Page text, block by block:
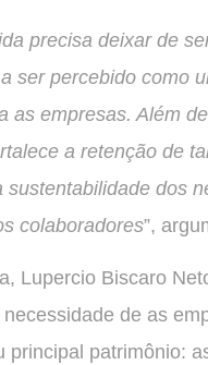
precisa deixar de
ser percebido como
as empresas. Além
a retenção de
sustentabilidade dos
colaboradores”,
Lupercio Biscaro
de as
principal patrimônio: